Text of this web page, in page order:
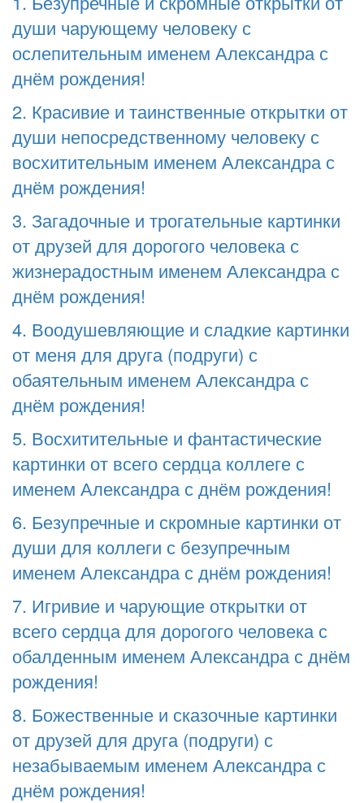
души чарующему человеку с
ослепительным именем Александра с
днём рождения!
2. Красивие и таинственные открытки от
души непосредственному человеку с
восхитительным именем Александра с
днём рождения!
3. Загадочные и трогательные картинки
от друзей для дорогого человека с
жизнерадостным именем Александра с
днём рождения!
4. Воодушевляющие и сладкие картинки
от меня для друга (подруги) с
обаятельным именем Александра с
днём рождения!
5. Восхитительные и фантастические
картинки от всего сердца коллеге с
именем Александра с днём рождения!
6. Безупречные и скромные картинки от
души для коллеги с безупречным
именем Александра с днём рождения!
7. Игривие и чарующие открытки от
всего сердца для дорогого человека с
обалденным именем Александра с днём
рождения!
8. Божественные и сказочные картинки
от друзей для друга (подруги) с
незабываемым именем Александра с
днём рождения!